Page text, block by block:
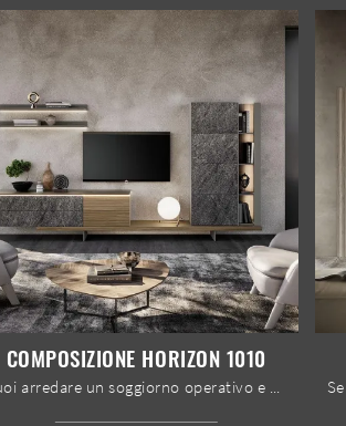
COMPOSIZIONE HORIZON 1010
Vuoi arredare un soggiorno operativo e pratico? Ecco a te la parete attrezzata Composizione Horizon 1010 Mobilgam dalle forme decise moderne.